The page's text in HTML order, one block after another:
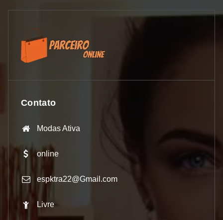
Contato
Modas Ativa
online
espktra22@Gmail.com
Livre